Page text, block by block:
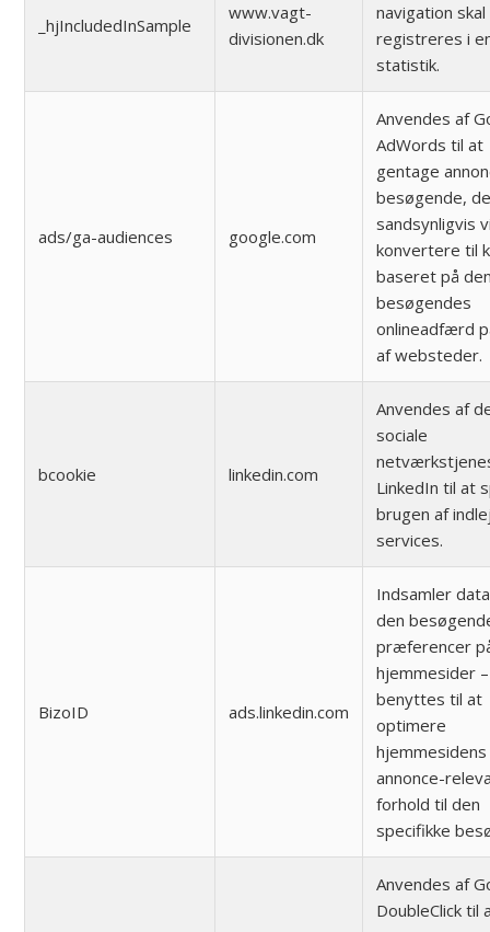
_hjIncludedInSample
www.vagt-
divisionen.dk
navigation skal
registreres i
statistik.
ads/ga-audiences google.com
Anvendes af
AdWords til at
gentage
besøgende,
sandsynligvis
konvertere til
baseret på
besøgendes
onlineadfærd
af websteder.
bcookie linkedin.com
Anvendes af
sociale
LinkedIn til at
brugen af
services.
BizoID ads.linkedin.com
Indsamler
den
præferencer
hjemmesider –
benyttes til at
optimere
hjemmesidens
annonce-
forhold til den
specifikke
Anvendes af
DoubleClick til